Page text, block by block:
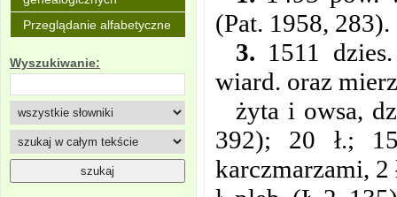
Przeglądanie alfabetyczne
Wyszukiwanie:
(Pat. 1958, 283).
3. 1511
wiard. oraz
żyta i owsa,
392); 20 ł.;
karczmarzami, 2